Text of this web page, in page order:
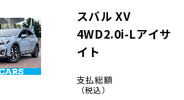
スバル XV
4WD2.0i-Lアイサ
イト
支払総額
（税込）